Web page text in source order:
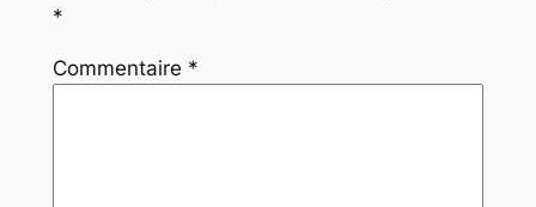
*
Commentaire *